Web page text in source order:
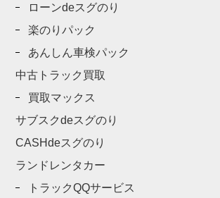
ローンdeスグのり
楽のりパック
あんしん車検パック
中古トラック買取
買取マックス
サブスクdeスグのり
CASHdeスグのり
ランドレンタカー
トラックQQサービス